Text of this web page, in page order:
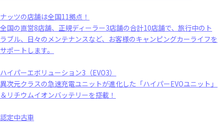
ナッツの店舗は全国11拠点！
全国の直営8店舗、正規ディーラー3店舗の合計10店舗で、旅行中のト
ラブル、日々のメンテナンスなど、お客様のキャンピングカーライフを
サポートします。
ハイパーエボリューション3（EVO3）
異次元クラスの急速充電ユニットが進化した「ハイパーEVOユニット」
＆リチウムイオンバッテリーを搭載！
認定中古車